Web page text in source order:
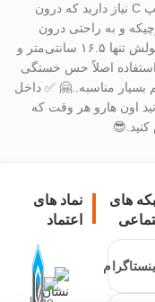
برای شارژ کردن اون تنها به یک کابل USB تایپ C نیاز دارید که درون
و به راحتی درون
جیب کیفتون یا کیف لوازم آرایش جا میشه. طولش تنها ۱۶.۵ سانتی‌متر و
و حین استفاده اصلاً حس خستگی
مناسبه..🤗 ✅️ داخل
اون هارو هر وقت که
های
اینستاگرام
نماد های
اعتماد